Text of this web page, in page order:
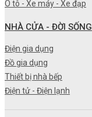
Ô tô - Xe máy - Xe đạp
NHÀ CỬA - ĐỜI SỐNG
Điện gia dụng
Đồ gia dụng
Thiết bị nhà bếp
Điện tử - Điện lạnh